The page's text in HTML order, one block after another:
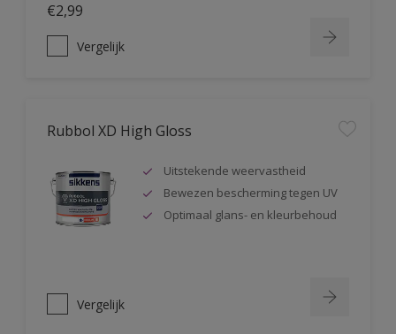
€2,99
Vergelijk
Rubbol XD High Gloss
Uitstekende weervastheid
Bewezen bescherming tegen UV
Optimaal glans- en kleurbehoud
Vergelijk